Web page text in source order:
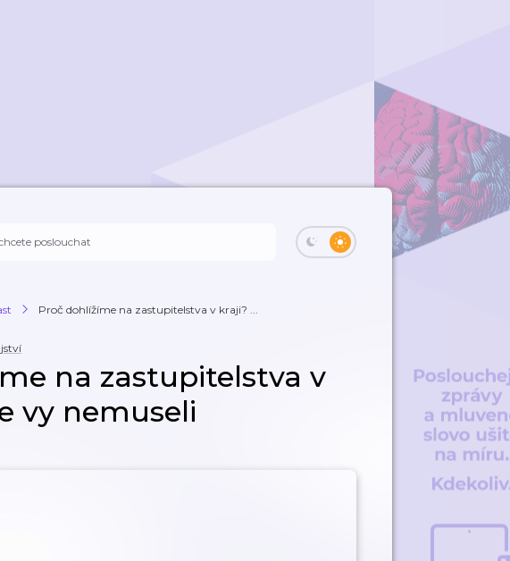
Proč dohlížíme na zastupitelstva v kraji? ...
na zastupitelstva v
vy nemuseli